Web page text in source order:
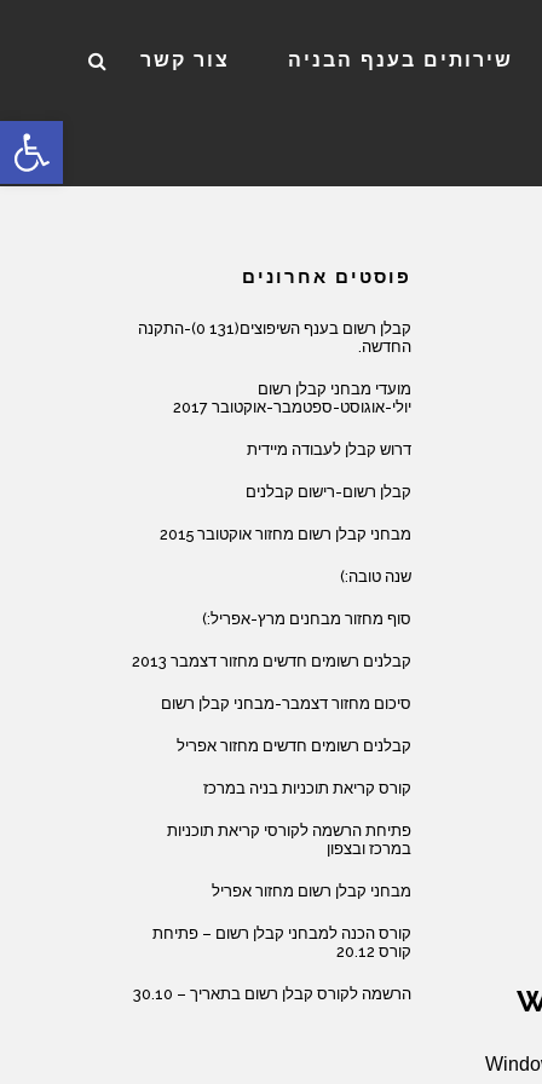
פתח
שירותים בענף הבניה צור קשר
פוסטים אחרונים
קבלן רשום בענף השיפוצים(131 0)-התקנה
החדשה.
מועדי מבחני קבלן רשום
יולי-אוגוסט-ספטמבר-אוקטובר 2017
דרוש קבלן לעבודה מיידית
קבלן רשום-רישום קבלנים
מבחני קבלן רשום מחזור אוקטובר 2015
שנה טובה:)
סוף מחזור מבחנים מרץ-אפריל:)
קבלנים רשומים חדשים מחזור דצמבר 2013
סיכום מחזור דצמבר-מבחני קבלן רשום
קבלנים רשומים חדשים מחזור אפריל
קורס קריאת תוכניות בניה במרכז
פתיחת הרשמה לקורסי קריאת תוכניות
במרכז ובצפון
מבחני קבלן רשום מחזור אפריל
קורס הכנה למבחני קבלן רשום – פתיחת
קורס 20.12
הרשמה לקורס קבלן רשום בתאריך – 30.10